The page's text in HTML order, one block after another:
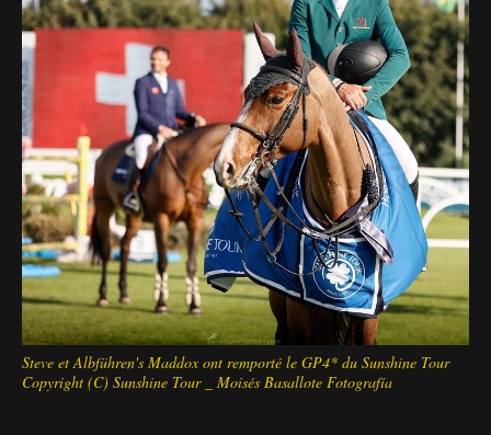
Deutsch
Steve et Albführen's Maddox ont remporté le GP4* du Sunshine Tour
Copyright (C) Sunshine Tour _ Moisés Basallote Fotografía